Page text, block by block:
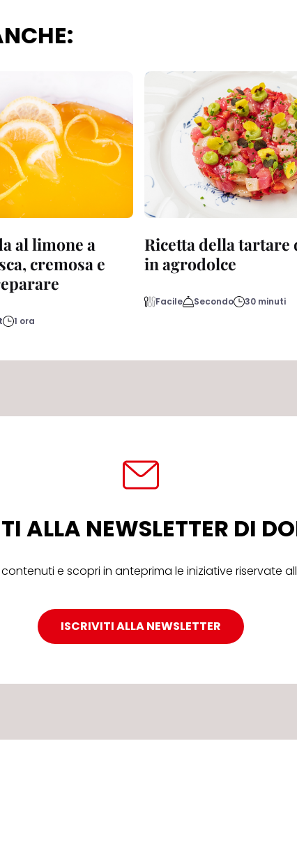
al limone a
cremosa e
1 ora
Ricetta della tartare
in agrodolce
Facile Secondo 30 minuti
ALLA NEWSLETTER DI
e scopri in anteprima le iniziative riservate
ISCRIVITI ALLA NEWSLETTER